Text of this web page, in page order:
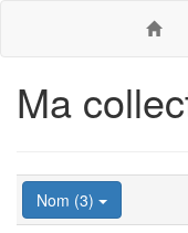
Ma
Nom (3)